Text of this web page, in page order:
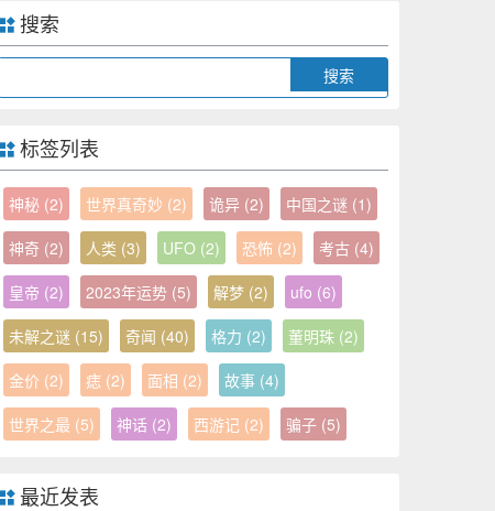
搜索
标签列表
神秘 (2) 世界真奇妙 (2) 诡异 (2) 中国之谜 (1)
神奇 (2) 人类 (3) UFO (2) 恐怖 (2) 考古 (4)
皇帝 (2) 2023年运势 (5) 解梦 (2) ufo (6)
未解之谜 (15) 奇闻 (40) 格力 (2) 董明珠 (2)
金价 (2) 痣 (2) 面相 (2) 故事 (4)
世界之最 (5) 神话 (2) 西游记 (2) 骗子 (5)
最近发表